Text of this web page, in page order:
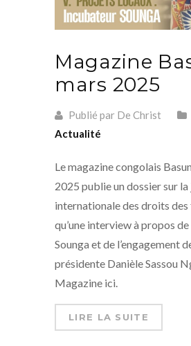
Magazine
mars 2025
Publié par De Christ
Actualité
Le magazine congolais
2025 publie un dossier sur la
internationale des droits des
qu’une interview à propos
Sounga et de l’engagement
présidente Danièle Sassou
Magazine ici.
LIRE LA SUITE